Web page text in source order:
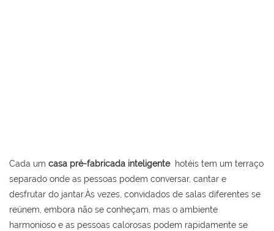
Cada um casa pré-fabricada inteligente hotéis tem um terraço
separado onde as pessoas podem conversar, cantar e
desfrutar do jantar.Às vezes, convidados de salas diferentes se
reúnem, embora não se conheçam, mas o ambiente
harmonioso e as pessoas calorosas podem rapidamente se